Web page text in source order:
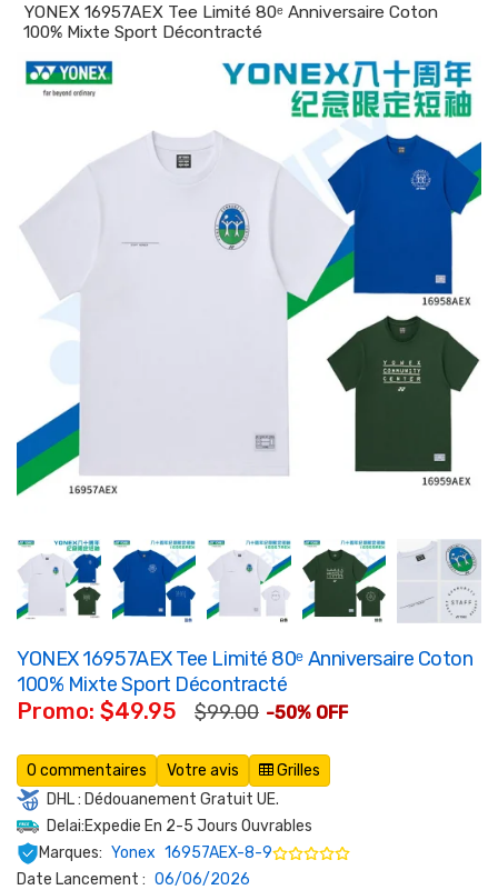
YONEX 16957AEX Tee Limité 80ᵉ Anniversaire Coton
100% Mixte Sport Décontracté
YONEX 16957AEX Tee Limité 80ᵉ Anniversaire Coton
100% Mixte Sport Décontracté
Promo: $49.95 $99.00 -50% OFF
0 commentaires Votre avis
Grilles
DHL : Dédouanement Gratuit UE.
Delai:Expedie En 2-5 Jours Ouvrables
Marques: Yonex 16957AEX-8-9
Date Lancement : 06/06/2026